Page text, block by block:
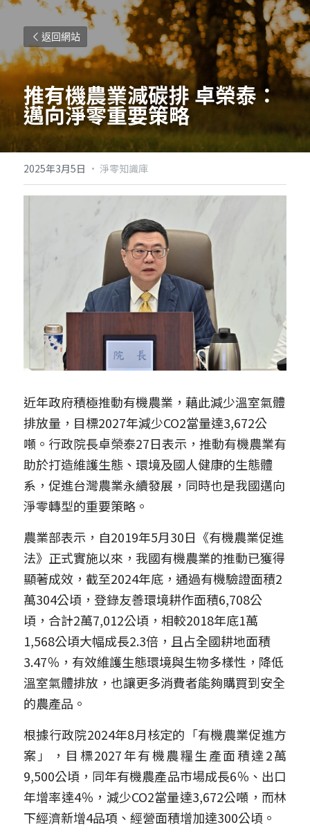
返回網站
推有機農業減碳排 卓榮泰：
邁向淨零重要策略
2025年3月5日 · 淨零知識庫
近年政府積極推動有機農業，藉此減少溫室氣體
排放量，目標2027年減少CO2當量達3,672公
噸。行政院長卓榮泰27日表示，推動有機農業有
助於打造維護生態、環境及國人健康的生態體
系，促進台灣農業永續發展，同時也是我國邁向
淨零轉型的重要策略。
農業部表示，自2019年5月30日《有機農業促進
法》正式實施以來，我國有機農業的推動已獲得
顯著成效，截至2024年底，通過有機驗證面積2
萬304公頃，登錄友善環境耕作面積6,708公
頃，合計2萬7,012公頃，相較2018年底1萬
1,568公頃大幅成長2.3倍，且占全國耕地面積
3.47％，有效維護生態環境與生物多樣性，降低
溫室氣體排放，也讓更多消費者能夠購買到安全
的農產品。
根據行政院2024年8月核定的「有機農業促進方
案」，目標2027年有機農糧生產面積達2萬
9,500公頃，同年有機農產品市場成長6％、出口
年增率達4％，減少CO2當量達3,672公噸，而林
下經濟新增4品項、經營面積增加達300公頃。